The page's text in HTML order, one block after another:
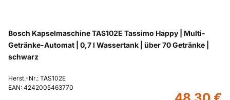
Bosch Kapselmaschine TAS102E Tassimo Happy | Multi-
Getränke-Automat | 0,7 l Wassertank | über 70 Getränke |
schwarz
Herst.-Nr.: TAS102E
EAN: 4242005463770